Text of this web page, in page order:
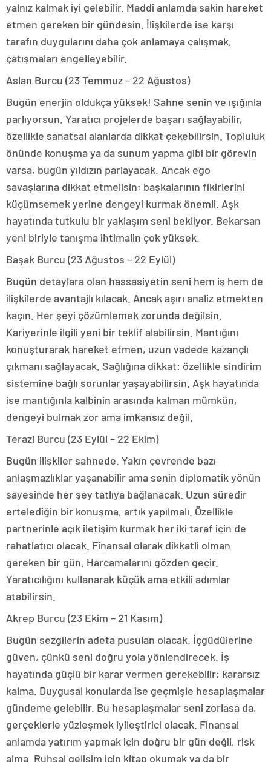
yalnız kalmak iyi gelebilir. Maddi anlamda sakin hareket
etmen gereken bir gündesin. İlişkilerde ise karşı
tarafın duygularını daha çok anlamaya çalışmak,
çatışmaları engelleyebilir.
Aslan Burcu (23 Temmuz – 22 Ağustos)
Bugün enerjin oldukça yüksek! Sahne senin ve ışığınla
parlıyorsun. Yaratıcı projelerde başarı sağlayabilir,
özellikle sanatsal alanlarda dikkat çekebilirsin. Topluluk
önünde konuşma ya da sunum yapma gibi bir görevin
varsa, bugün yıldızın parlayacak. Ancak ego
savaşlarına dikkat etmelisin; başkalarının fikirlerini
küçümsemek yerine dengeyi kurmak önemli. Aşk
hayatında tutkulu bir yaklaşım seni bekliyor. Bekarsan
yeni biriyle tanışma ihtimalin çok yüksek.
Başak Burcu (23 Ağustos – 22 Eylül)
Bugün detaylara olan hassasiyetin seni hem iş hem de
ilişkilerde avantajlı kılacak. Ancak aşırı analiz etmekten
kaçın. Her şeyi çözümlemek zorunda değilsin.
Kariyerinle ilgili yeni bir teklif alabilirsin. Mantığını
konuşturarak hareket etmen, uzun vadede kazançlı
çıkmanı sağlayacak. Sağlığına dikkat: özellikle sindirim
sistemine bağlı sorunlar yaşayabilirsin. Aşk hayatında
ise mantığınla kalbinin arasında kalman mümkün,
dengeyi bulmak zor ama imkansız değil.
Terazi Burcu (23 Eylül – 22 Ekim)
Bugün ilişkiler sahnede. Yakın çevrende bazı
anlaşmazlıklar yaşanabilir ama senin diplomatik yönün
sayesinde her şey tatlıya bağlanacak. Uzun süredir
ertelediğin bir konuşma, artık yapılmalı. Özellikle
partnerinle açık iletişim kurmak her iki taraf için de
rahatlatıcı olacak. Finansal olarak dikkatli olman
gereken bir gün. Harcamalarını gözden geçir.
Yaratıcılığını kullanarak küçük ama etkili adımlar
atabilirsin.
Akrep Burcu (23 Ekim – 21 Kasım)
Bugün sezgilerin adeta pusulan olacak. İçgüdülerine
güven, çünkü seni doğru yola yönlendirecek. İş
hayatında güçlü bir karar vermen gerekebilir; kararsız
kalma. Duygusal konularda ise geçmişle hesaplaşmalar
gündeme gelebilir. Bu hesaplaşmalar seni zorlasa da,
gerçeklerle yüzleşmek iyileştirici olacak. Finansal
anlamda yatırım yapmak için doğru bir gün değil, risk
alma. Ruhsal gelişim için kitap okumak ya da bir